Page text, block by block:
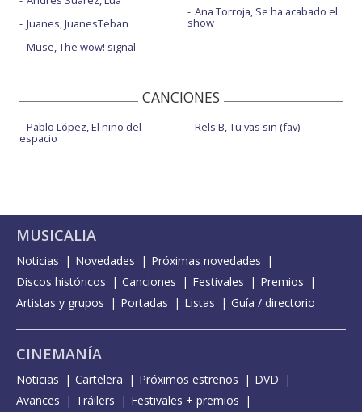
Juanes, JuanesTeban
Muse, The wow! signal
Ana Torroja, Se ha acabado el
show
CANCIONES
Pablo López, El niño del
espacio
Rels B, Tu vas sin (fav)
MUSICALIA
Noticias Novedades
Próximas novedades
Discos históricos
Canciones Festivales
Premios
Artistas y grupos
Portadas Listas Guía / directorio
CINEMANÍA
Noticias Cartelera Próximos estrenos
DVD
Avances
Tráilers Festivales + premios